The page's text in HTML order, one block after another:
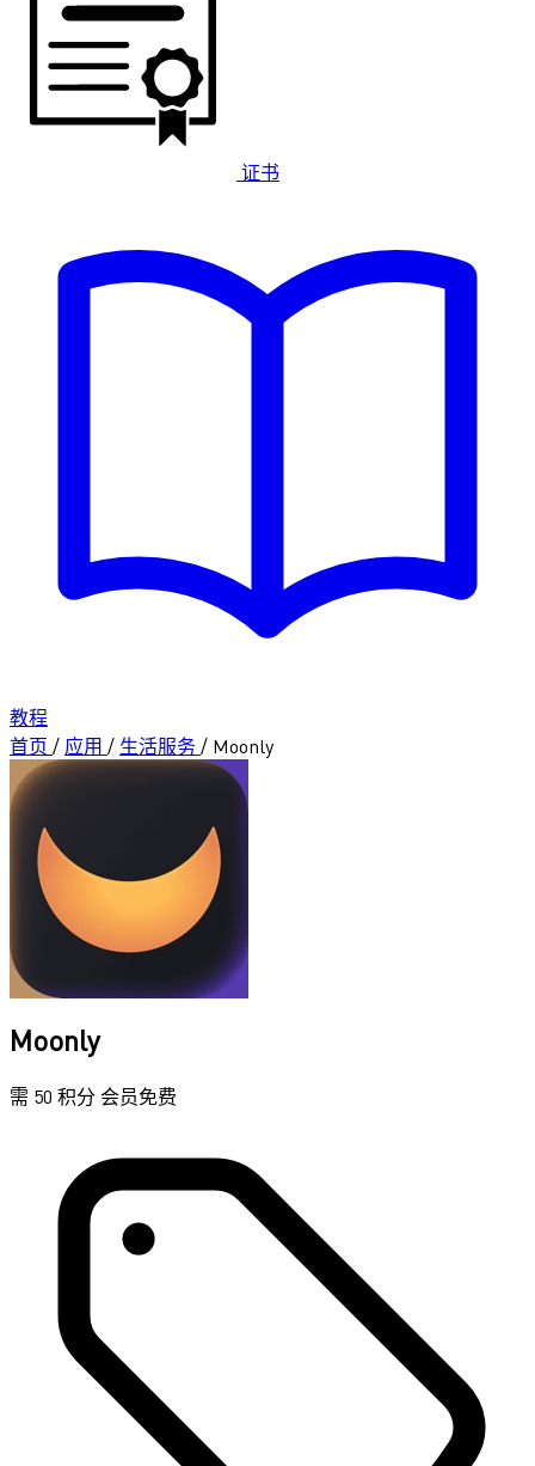
证书
教程
首页 / 应用 / 生活服务 / Moonly
Moonly
需 50 积分 会员免费